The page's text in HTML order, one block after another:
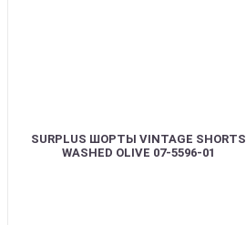
SURPLUS ШОРТЫ VINTAGE SHORTS
WASHED OLIVE 07-5596-01